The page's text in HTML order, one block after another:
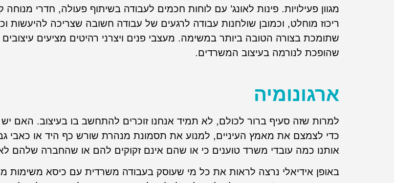
מגוון פעילויות. פינות לאונג’ עם לוחות חכמים לעבודה בשיתוף פעולה, חדרי
ריכוז מוחלט, וכמובן שולחנות עבודה לרגעים של עבודה חשובה שצריכה להיעשות
שתומכת בצורה הטובה ביותר במשימה. מעצבי פנים ויצרני רהיטים מציעים עיצובים
שהופכת לנורמה בעיצוב המשרדים.
ארגונומיה
למרות שזה סעיף ברור לכולם, לא תמיד אנחנו זוכרים להתחשב בו בעיצוב. האם
כדי לצמצם את מאמץ העיניים, למנוע את תסמונת מנהרת שורש כף היד או כאבי
אותנו כמה עובדי משרד טוענים כי או שהם אינם זקוקים להם או שהחברה שלהם
באופן אידיאלי נרצה לראות את כל מי שעוסק בעבודה משרדית עם כיסא משימות